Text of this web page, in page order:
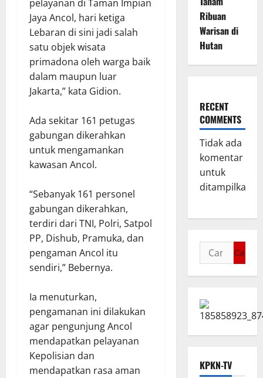
pelayanan di Taman Impian
Jaya Ancol, hari ketiga
Lebaran di sini jadi salah
satu objek wisata
primadona oleh warga baik
dalam maupun luar
Jakarta,” kata Gidion.
Ada sekitar 161 petugas
gabungan dikerahkan
untuk mengamankan
kawasan Ancol.
“Sebanyak 161 personel
gabungan dikerahkan,
terdiri dari TNI, Polri, Satpol
PP, Dishub, Pramuka, dan
pengaman Ancol itu
sendiri,” Bebernya.
Ia menuturkan,
pengamanan ini dilakukan
agar pengunjung Ancol
mendapatkan pelayanan
Kepolisian dan
mendapatkan rasa aman
Ribuan
Warisan di
Hutan
RECENT
COMMENTS
Tidak ada
komentar
untuk
ditampilkan.
KPKN-TV